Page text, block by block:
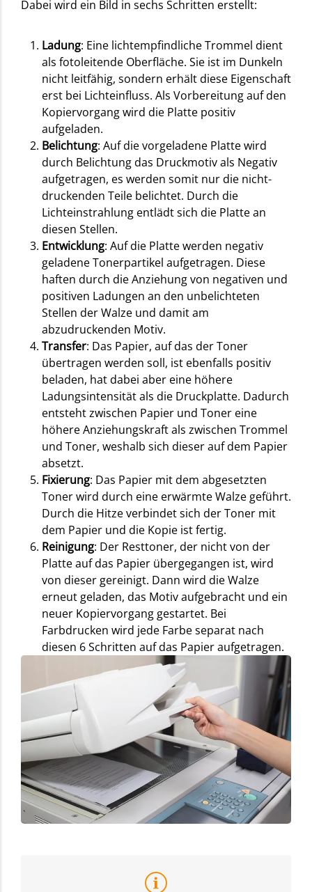
Dabei wird ein Bild in sechs Schritten erstellt:
Ladung: Eine lichtempfindliche Trommel dient
als fotoleitende Oberfläche. Sie ist im Dunkeln
nicht leitfähig, sondern erhält diese Eigenschaft
erst bei Lichteinfluss. Als Vorbereitung auf den
Kopiervorgang wird die Platte positiv
aufgeladen.
Belichtung: Auf die vorgeladene Platte wird
durch Belichtung das Druckmotiv als Negativ
aufgetragen, es werden somit nur die nicht-
druckenden Teile belichtet. Durch die
Lichteinstrahlung entlädt sich die Platte an
diesen Stellen.
Entwicklung: Auf die Platte werden negativ
geladene Tonerpartikel aufgetragen. Diese
haften durch die Anziehung von negativen und
positiven Ladungen an den unbelichteten
Stellen der Walze und damit am
abzudruckenden Motiv.
Transfer: Das Papier, auf das der Toner
übertragen werden soll, ist ebenfalls positiv
beladen, hat dabei aber eine höhere
Ladungsintensität als die Druckplatte. Dadurch
entsteht zwischen Papier und Toner eine
höhere Anziehungskraft als zwischen Trommel
und Toner, weshalb sich dieser auf dem Papier
absetzt.
Fixierung: Das Papier mit dem abgesetzten
Toner wird durch eine erwärmte Walze geführt.
Durch die Hitze verbindet sich der Toner mit
dem Papier und die Kopie ist fertig.
Reinigung: Der Resttoner, der nicht von der
Platte auf das Papier übergegangen ist, wird
von dieser gereinigt. Dann wird die Walze
erneut geladen, das Motiv aufgebracht und ein
neuer Kopiervorgang gestartet. Bei
Farbdrucken wird jede Farbe separat nach
diesen 6 Schritten auf das Papier aufgetragen.